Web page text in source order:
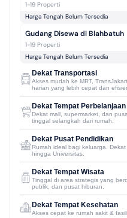
1-19 Properti
Harga Tengah Belum Tersedia
Gudang Disewa di Blahbatuh
1-19 Properti
Harga Tengah Belum Tersedia
Dekat Transportasi
Akses mudah ke MRT,
harian yang lebih cepat dan
Dekat Tempat Perbelanjaan
Dekat mall, supermarket, dan
tinggal selangkah dari rumah.
Dekat Pusat Pendidikan
Rumah ideal bagi keluarga.
hingga Universitas.
Dekat Tempat Wisata
Tinggal di area strategis yang
publik, dan pusat hiburan.
Dekat Tempat Kesehatan
Akses cepat ke rumah sakit &